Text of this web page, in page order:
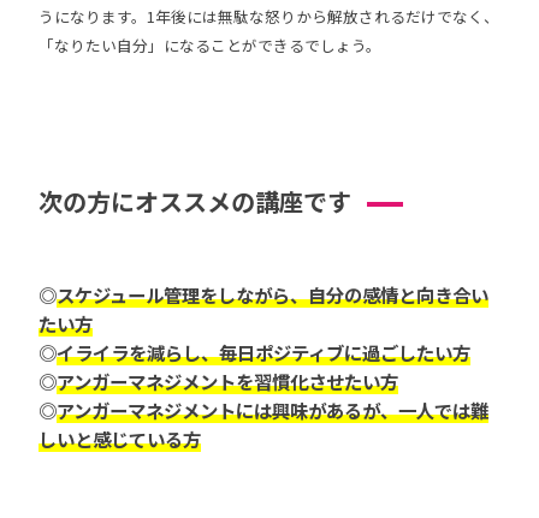
うになります。1年後には無駄な怒りから解放されるだけでなく、
「なりたい自分」になることができるでしょう。
次の方にオススメの講座です
◎スケジュール管理をしながら、自分の感情と向き合い
たい方
◎イライラを減らし、毎日ポジティブに過ごしたい方
◎アンガーマネジメントを習慣化させたい方
◎アンガーマネジメントには興味があるが、一人では難
しいと感じている方